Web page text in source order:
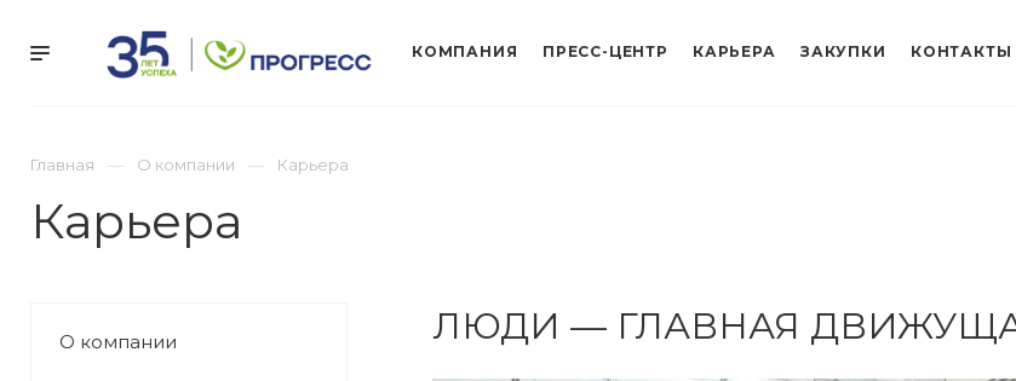
КОМПАНИЯ ПРЕСС-ЦЕНТР КАРЬЕРА ЗАКУПКИ КОНТАКТЫ
Главная О компании Карьера
Карьера
О компании ЛЮДИ — ГЛАВНАЯ